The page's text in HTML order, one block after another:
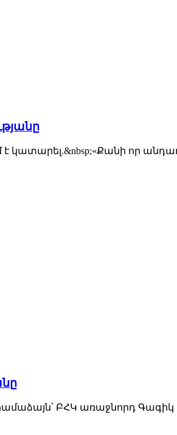
կատարել.&nbsp;«Քանի որ
ԲՀԿ առաջնորդ Գագիկ